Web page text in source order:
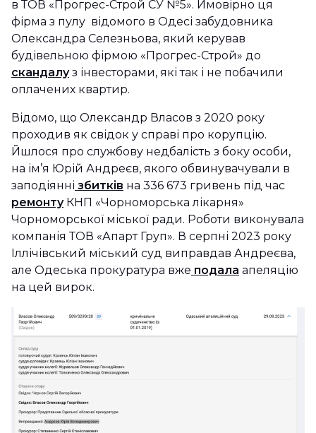
в ТОВ «Прогрес-Строй СУ №5». Ймовірно ця
фірма з пулу відомого в Одесі забудовника
Олександра Селезньова, який керував
будівельною фірмою «Прогрес-Строй» до
скандалуз інвесторами, які так і не побачили
оплачених квартир.
Відомо, що Олександр Власов з 2020 року
проходив як свідок у справі про корупцію.
Йшлося про службову недбалість з боку особи,
на ім’я Юрій Андреєв, якого обвинувачували в
заподіянні збитків на 336 673 гривень під час
ремонтуКНП «Чорноморська лікарня»
Чорноморської міської ради. Роботи виконувала
компанія ТОВ «Апарт Груп». В серпні 2023 року
Іллічівський міський суд виправдав Андреєва,
але Одеська прокуратура вже подала апеляцію
на цей вирок.